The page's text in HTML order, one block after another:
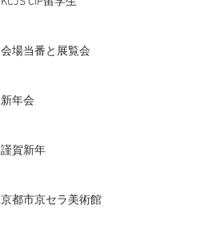
会場当番と展覧会
新年会
謹賀新年
京都市京セラ美術館